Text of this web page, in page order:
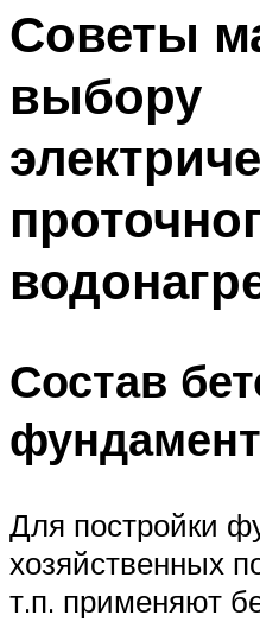
Советы
выбору
Состав
Для постройки
хозяйственных
т.п. применяют